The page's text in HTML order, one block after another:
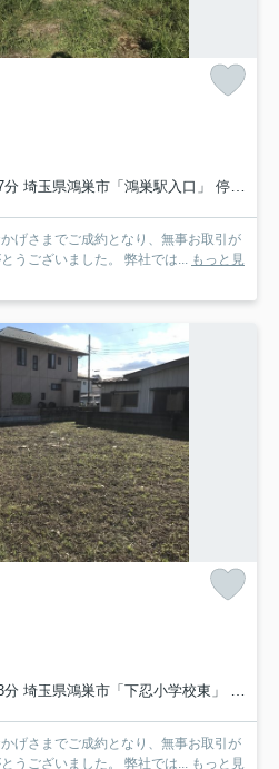
埼玉県鴻巣市「鴻巣駅入口」 停歩7分
げさまでご成約となり、無事お取引が
うございました。 弊社では... もっと見
玉県鴻巣市「下忍小学校東」 停歩2分
げさまでご成約となり、無事お取引が
うございました。 弊社では... もっと見